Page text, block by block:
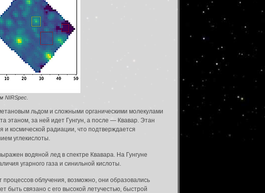
NIRSpec.
льдом и сложными органическими молекулами
этаном, за ней идет Гунгун, а после — Квавар. Этан
и космической радиации, что подтверждается
углекислоты.
водяной лед в спектре Квавара. На Гунгуне
угарного газа и синильной кислоты.
облучения, возможно, они образовались
быть связано с его высокой летучестью, быстрой